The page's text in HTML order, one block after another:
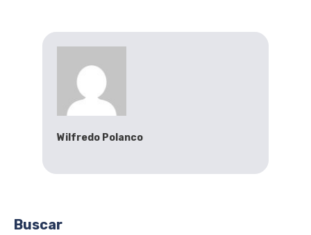
Wilfredo Polanco
Buscar